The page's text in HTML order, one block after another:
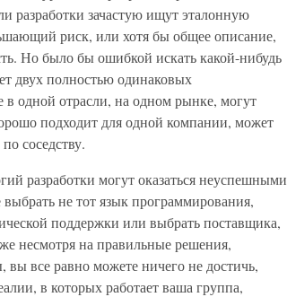
разработки зачастую ищут эталонную
риск, или хотя бы общее описание,
Но было бы ошибкой искать какой-нибудь
двух полностью одинаковых
одной отрасли, на одном рынке, могут
подходит для одной компании, может
соседству.
разработки могут оказаться неуспешными
не тот язык программирования,
поддержки или выбрать поставщика,
несмотря на правильные решения,
все равно можете ничего не достичь,
в которых работает ваша группа,